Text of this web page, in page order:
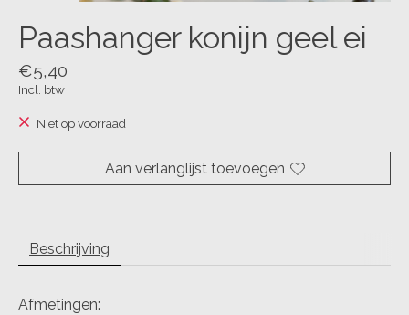
Paashanger konijn geel ei
€5,40
Incl. btw
Niet op voorraad
Aan verlanglijst toevoegen
Beschrijving
Afmetingen: